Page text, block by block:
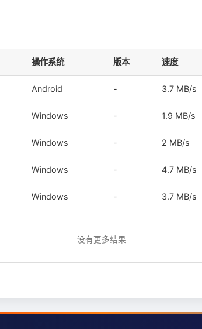
操作系统 版本 速度
Android - 3.7 MB/s
Windows - 1.9 MB/s
Windows - 2 MB/s
Windows - 4.7 MB/s
Windows - 3.7 MB/s
没有更多结果